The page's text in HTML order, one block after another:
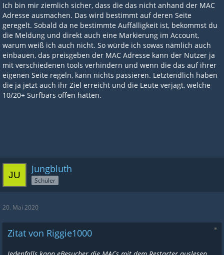
Ich bin mir ziemlich sicher, dass die das nicht anhand der MAC
Adresse ausmachen. Das wird bestimmt auf deren Seite
geregelt. Sobald da ne bestimmte Auffälligkeit ist, bekommst du
die Meldung und direkt auch eine Markierung im Account,
warum weiß ich auch nicht. So würde ich sowas nämlich auch
einbauen, das preisgeben der MAC Adresse kann der Nutzer ja
mit verschiedenen tools verhindern und wenn die das auf ihrer
eigenen Seite regeln, kann nichts passieren. Letztendlich haben
die ja jetzt auch ihr Ziel erreicht und die Leute verjagt, welche
10/20+ Surfbars offen hatten.
Jungbluth
Schüler
20. Mai 2020
Zitat von Riggie1000